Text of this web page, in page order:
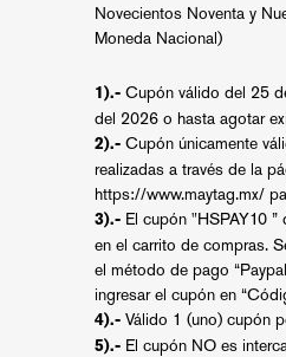
Novecientos Noventa y
Moneda Nacional)
1).- Cupón válido del 25
del 2026 o hasta agotar
2).- Cupón únicamente
realizadas a través de la
https://www.maytag.mx/
3).- El cupón "HSPAY10
en el carrito de compras.
el método de pago
ingresar el cupón en
4).- Válido 1 (uno) cupón
5).- El cupón NO es